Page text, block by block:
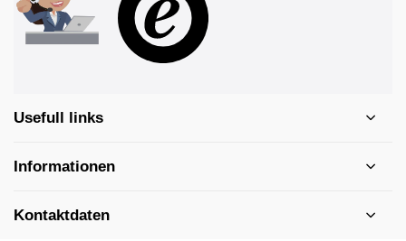
Usefull links
Informationen
Kontaktdaten